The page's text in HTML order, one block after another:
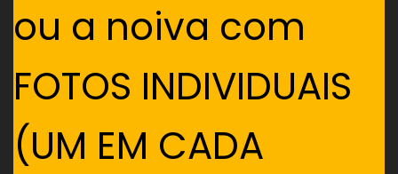
ou a noiva com
FOTOS INDIVIDUAIS
(UM EM CADA